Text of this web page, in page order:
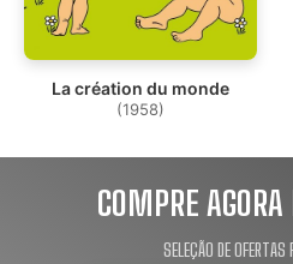
La création du monde
(1958)
COMPRE
SELEÇÃO DE OFERTAS